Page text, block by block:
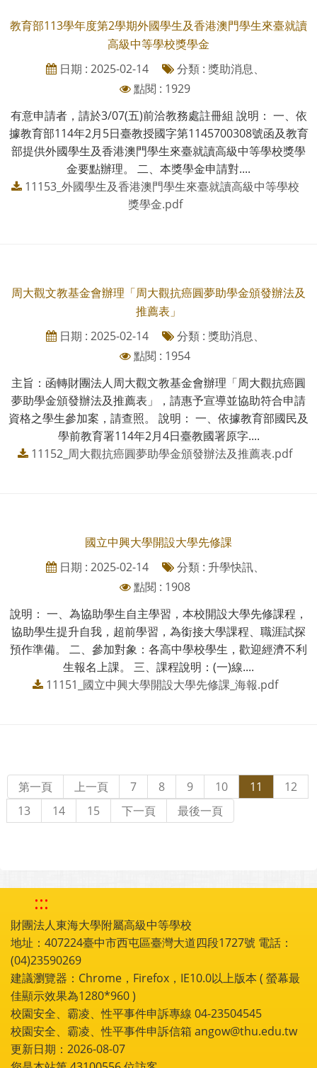
教育部113學年度第2學期外國學生及香港澳門學生來臺就讀
高級中等學校獎學金
日期 : 2025-02-14
分類 : 獎助消息、
點閱 : 1929
有意申請者，請於3/07(五)前洽教務處註冊組 說明： 一、依
據教育部114年2月5日臺教授國字第1145700308號函及教育
部提供外國學生及香港澳門學生來臺就讀高級中等學校獎學
金要點辦理。 二、本獎學金申請對....
11153_外國學生及香港澳門學生來臺就讀高級中等學校
獎學金.pdf
周大觀文教基金會辦理「周大觀抗癌圓夢助學金頒發辦法及
推薦表」
日期 : 2025-02-14
分類 : 獎助消息、
點閱 : 1954
主旨：函轉財團法人周大觀文教基金會辦理「周大觀抗癌圓
夢助學金頒發辦法及推薦表」，請惠予宣導並協助符合申請
資格之學生參加案，請查照。 說明： 一、依據教育部國民及
學前教育署114年2月4日臺教國署原字....
11152_周大觀抗癌圓夢助學金頒發辦法及推薦表.pdf
國立中興大學開設大學先修課
日期 : 2025-02-14
分類 : 升學快訊、
點閱 : 1908
說明： 一、為協助學生自主學習，本校開設大學先修課程，
協助學生提升自我，超前學習，為銜接大學課程、職涯試探
預作準備。 二、參加對象：各高中學校學生，歡迎經濟不利
生報名上課。 三、課程說明：(一)線....
11151_國立中興大學開設大學先修課_海報.pdf
第一頁 上一頁 7 8 9 10 11
12
13
14 15 下一頁 最後一頁
:::
財團法人東海大學附屬高級中等學校
地址：407224臺中市西屯區臺灣大道四段1727號 電話：
(04)23590269
建議瀏覽器：Chrome，Firefox，IE10.0以上版本 ( 螢幕最
佳顯示效果為1280*960 )
校園安全、霸凌、性平事件申訴專線 04-23504545
校園安全、霸凌、性平事件申訴信箱 angow@thu.edu.tw
更新日期：2026-08-07